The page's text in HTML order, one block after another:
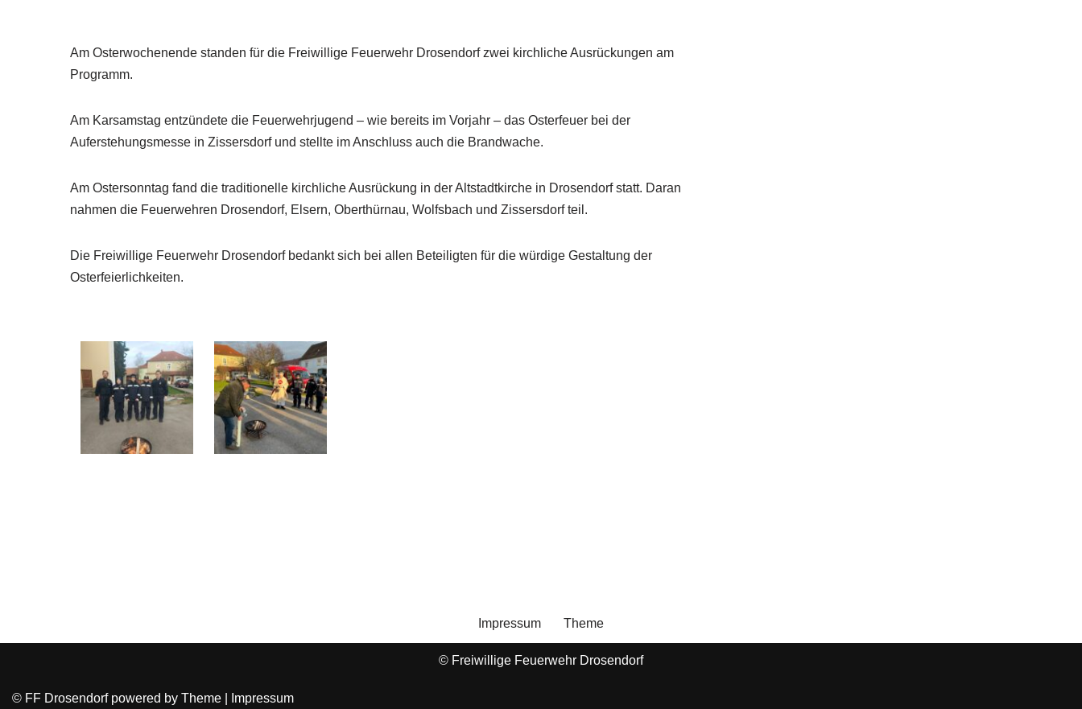
Am Osterwochenende standen für die Freiwillige Feuerwehr Drosendorf zwei kirchliche Ausrückungen am
Programm.
Am Karsamstag entzündete die Feuerwehrjugend – wie bereits im Vorjahr – das Osterfeuer bei der
Auferstehungsmesse in Zissersdorf und stellte im Anschluss auch die Brandwache.
Am Ostersonntag fand die traditionelle kirchliche Ausrückung in der Altstadtkirche in Drosendorf statt. Daran
nahmen die Feuerwehren Drosendorf, Elsern, Oberthürnau, Wolfsbach und Zissersdorf teil.
Die Freiwillige Feuerwehr Drosendorf bedankt sich bei allen Beteiligten für die würdige Gestaltung der
Osterfeierlichkeiten.
Impressum Theme
© Freiwillige Feuerwehr Drosendorf
© FF Drosendorf powered by Theme Impressum